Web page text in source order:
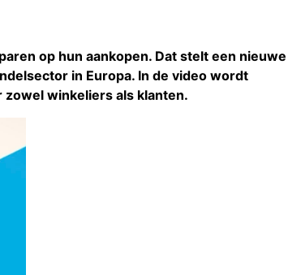
op hun aankopen. Dat stelt een nieuwe
in Europa. In de video wordt
winkeliers als klanten.